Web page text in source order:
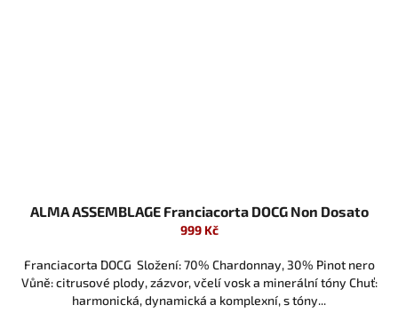
ALMA ASSEMBLAGE Franciacorta DOCG Non Dosato
999 Kč
Franciacorta DOCG Složení: 70% Chardonnay, 30% Pinot nero
Vůně: citrusové plody, zázvor, včelí vosk a minerální tóny Chuť:
harmonická, dynamická a komplexní, s tóny...